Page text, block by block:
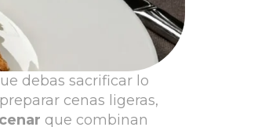
debas sacrificar lo
cenas ligeras,
que combinan